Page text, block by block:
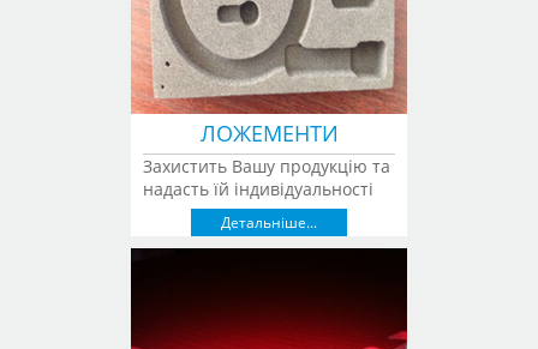
ЛОЖЕМЕНТИ
Захистить Вашу продукцію та
надасть їй індивідуальності
Детальніше...